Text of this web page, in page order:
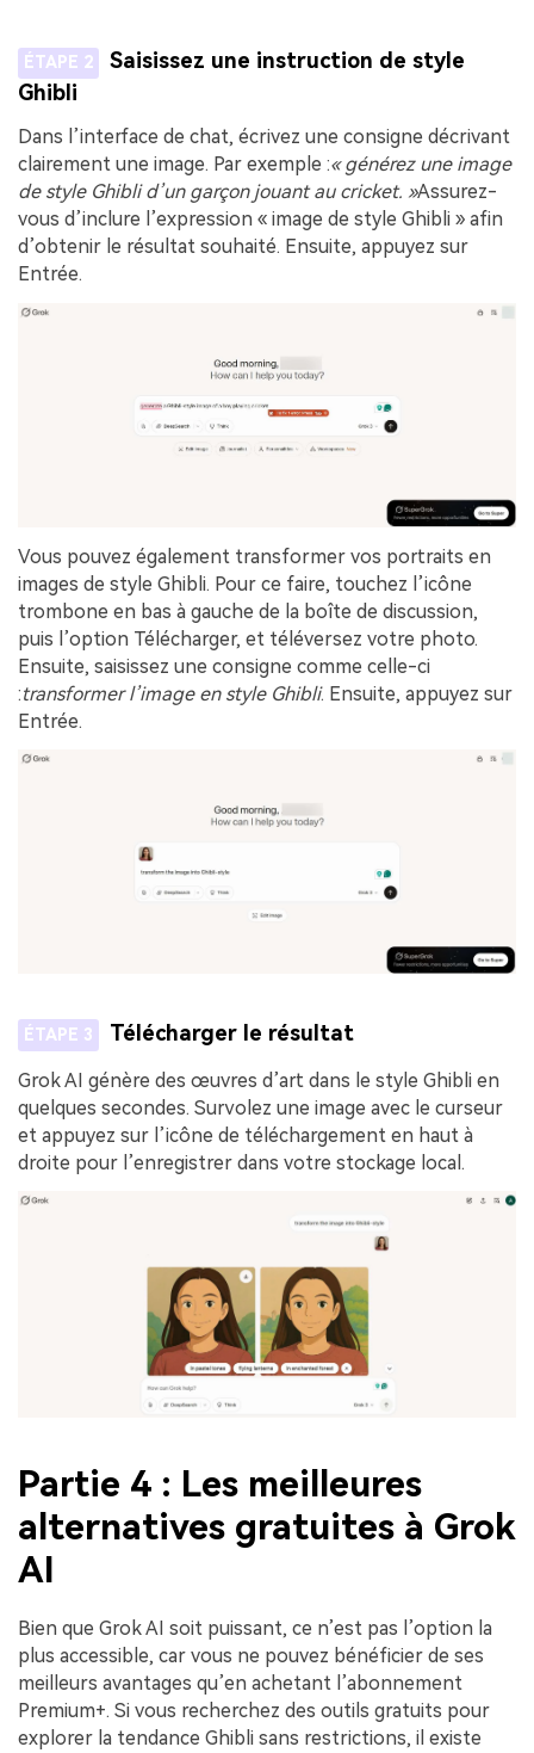
ÉTAPE 2
Saisissez une instruction de style
Ghibli
Dans l’interface de chat, écrivez une consigne décrivant
clairement une image. Par exemple :« générez une image
de style Ghibli d’un garçon jouant au cricket. »Assurez-
vous d’inclure l’expression « image de style Ghibli » afin
d’obtenir le résultat souhaité. Ensuite, appuyez sur
Entrée.
Vous pouvez également transformer vos portraits en
images de style Ghibli. Pour ce faire, touchez l’icône
trombone en bas à gauche de la boîte de discussion,
puis l’option Télécharger, et téléversez votre photo.
Ensuite, saisissez une consigne comme celle-ci
:transformer l’image en style Ghibli. Ensuite, appuyez sur
Entrée.
ÉTAPE 3 Télécharger le résultat
Grok AI génère des œuvres d’art dans le style Ghibli en
quelques secondes. Survolez une image avec le curseur
et appuyez sur l’icône de téléchargement en haut à
droite pour l’enregistrer dans votre stockage local.
Partie 4 : Les meilleures
alternatives gratuites à Grok
AI
Bien que Grok AI soit puissant, ce n’est pas l’option la
plus accessible, car vous ne pouvez bénéficier de ses
meilleurs avantages qu’en achetant l’abonnement
Premium+. Si vous recherchez des outils gratuits pour
explorer la tendance Ghibli sans restrictions, il existe